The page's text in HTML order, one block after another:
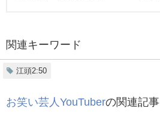
関連キーワード
江頭2:50
お笑い芸人YouTuberの関連記事